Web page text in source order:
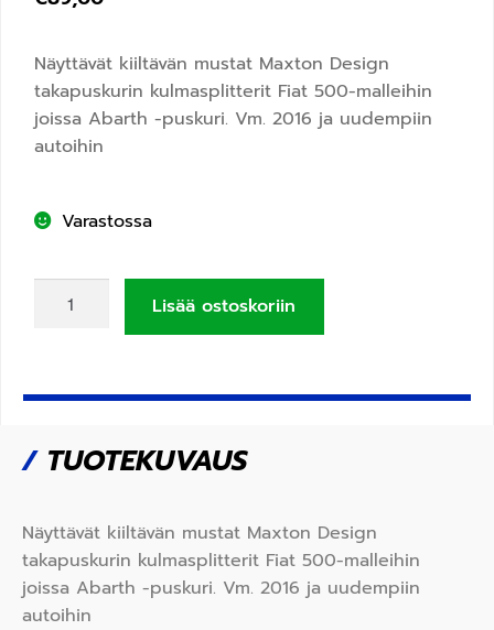
Näyttävät kiiltävän mustat Maxton Design
takapuskurin kulmasplitterit Fiat 500-malleihin
joissa Abarth -puskuri. Vm. 2016 ja uudempiin
autoihin
Varastossa
Lisää ostoskoriin
/TUOTEKUVAUS
Näyttävät kiiltävän mustat Maxton Design
takapuskurin kulmasplitterit Fiat 500-malleihin
joissa Abarth -puskuri. Vm. 2016 ja uudempiin
autoihin